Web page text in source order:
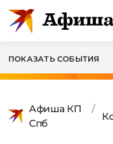
ПОКАЗАТЬ СОБЫТИЯ
Афиша КП
Спб